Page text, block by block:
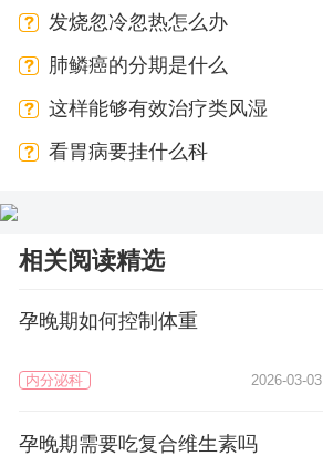
发烧忽冷忽热怎么办
肺鳞癌的分期是什么
这样能够有效治疗类风湿
看胃病要挂什么科
相关阅读精选
孕晚期如何控制体重
内分泌科 2026-03-03
孕晚期需要吃复合维生素吗